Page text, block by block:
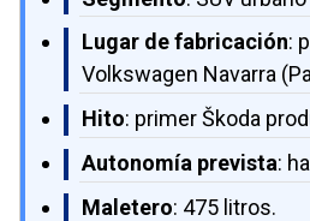
Lugar de fabricación:
Volkswagen Navarra
Hito: primer Škoda
Autonomía prevista:
Maletero: 475 litros.